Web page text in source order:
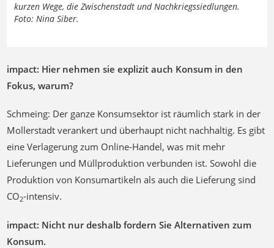
kurzen Wege, die Zwischenstadt und Nachkriegssiedlungen.
Foto: Nina Siber.
impact: Hier nehmen sie explizit auch Konsum in den
Fokus, warum?
Schmeing: Der ganze Konsumsektor ist räumlich stark in der
Mollerstadt verankert und überhaupt nicht nachhaltig. Es gibt
eine Verlagerung zum Online-Handel, was mit mehr
Lieferungen und Müllproduktion verbunden ist. Sowohl die
Produktion von Konsumartikeln als auch die Lieferung sind
CO2-intensiv.
impact: Nicht nur deshalb fordern Sie Alternativen zum
Konsum.